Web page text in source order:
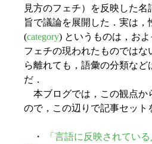
見方のフェチ）を反映した
旨で議論を展開した．実は
(category) というものは，お
フェチの現われたものでは
ら離れても，語彙の分類な
だ．
本ブログでは，この観点か
ので，この辺りで記事セット
・
「言語に反映されてい